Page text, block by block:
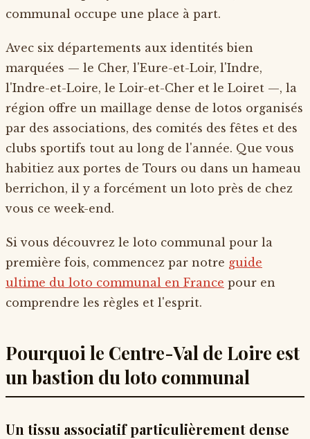
communal occupe une place à part.
Avec six départements aux identités bien
marquées — le Cher, l'Eure-et-Loir, l'Indre,
l'Indre-et-Loire, le Loir-et-Cher et le Loiret —, la
région offre un maillage dense de lotos organisés
par des associations, des comités des fêtes et des
clubs sportifs tout au long de l'année. Que vous
habitiez aux portes de Tours ou dans un hameau
berrichon, il y a forcément un loto près de chez
vous ce week-end.
Si vous découvrez le loto communal pour la
première fois, commencez par notre guide
ultime du loto communal en France pour en
comprendre les règles et l'esprit.
Pourquoi le Centre-Val de Loire est
un bastion du loto communal
Un tissu associatif particulièrement dense